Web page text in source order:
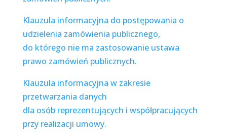
Klauzula informacyjna do postępowania o
udzielenia zamówienia publicznego,
do którego nie ma zastosowanie ustawa
prawo zamówień publicznych.
Klauzula informacyjna w zakresie
przetwarzania danych
dla osób reprezentujących i współpracujących
przy realizacji umowy.